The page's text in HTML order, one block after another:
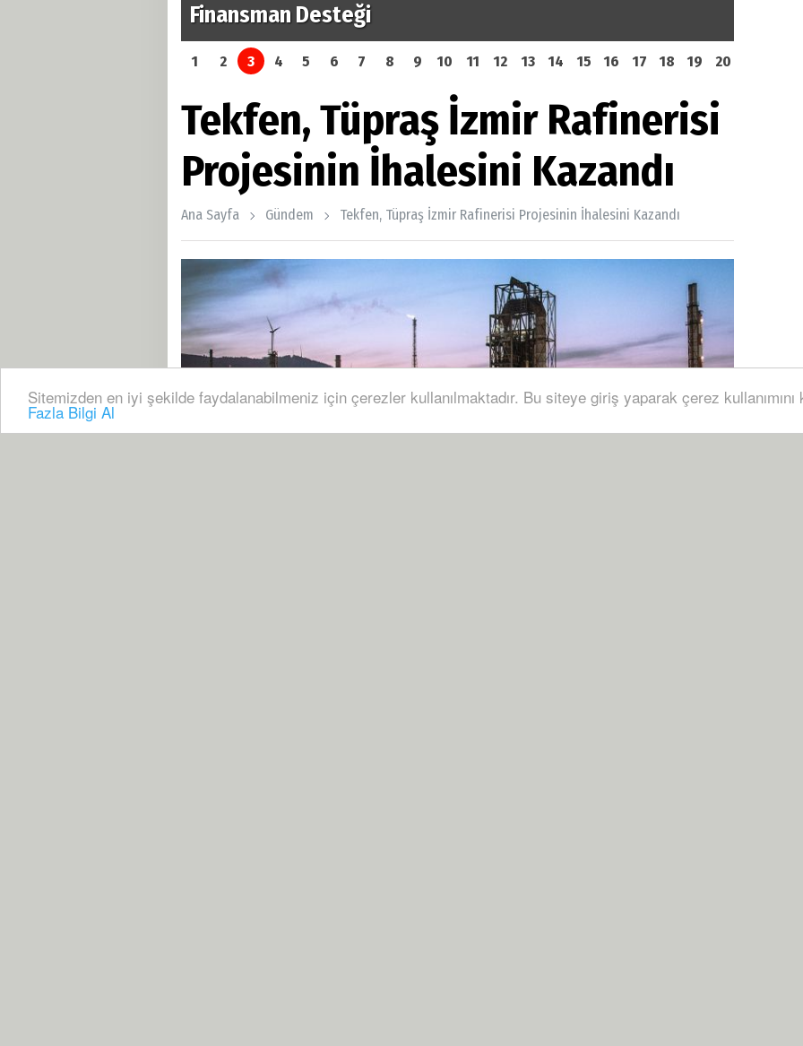
Sitemizden en iyi şekilde faydalanabilmeniz için çerezler kullanılmaktadır. Bu siteye giriş yaparak çerez kullanımını
Fazla Bilgi Al
Finansman Desteği
1 2 3 4 5 6 7 8 9 10 11 12 13 14 15 16 17 18 19 20
Tekfen, Tüpraş İzmir Rafinerisi
Projesinin İhalesini Kazandı
Ana Sayfa Gündem Tekfen, Tüpraş İzmir Rafinerisi Projesinin İhalesini Kazandı